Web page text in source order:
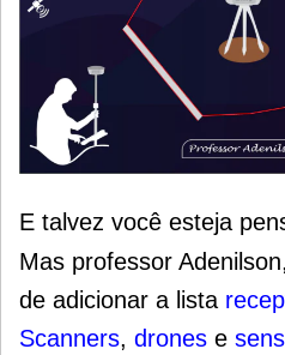
E talvez você esteja
Mas professor
de adicionar a lista
Scanners, drones e